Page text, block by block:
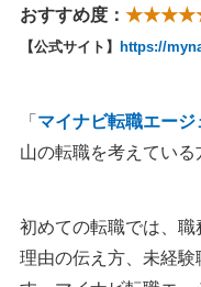
おすすめ度：
【公式サイト】 https://
「 マイナビ転職エージ
山の転職を考えている
初めての転職では、
理由の伝え方、未経